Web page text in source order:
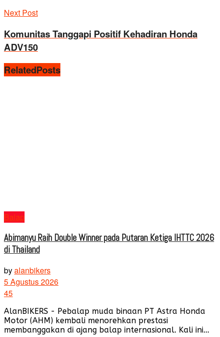
Next Post
Komunitas Tanggapi Positif Kehadiran Honda
ADV150
RelatedPosts
Balap
Abimanyu Raih Double Winner pada Putaran Ketiga IHTTC 2026
di Thailand
byalanbikers
5 Agustus 2026
45
AlanBIKERS - Pebalap muda binaan PT Astra Honda
Motor (AHM) kembali menorehkan prestasi
membanggakan di ajang balap internasional. Kali ini...